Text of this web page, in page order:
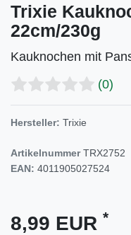
Trixie
22cm/230g
Kauknochen mit
(0)
Hersteller: Trixie
ArtikelnummerTRX2752
EAN: 4011905027524
8,99 EUR *